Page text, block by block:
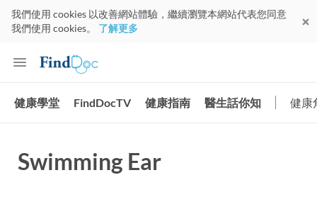
我們使用 cookies 以改善網站體驗，繼續瀏覽本網站代表您同意
我們使用 cookies。 了解更多
健康學堂 FindDocTV 健康指南 醫生話你知 健康
Swimming Ear